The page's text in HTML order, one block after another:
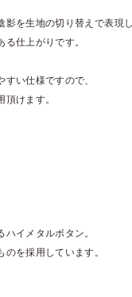
影を生地の切り替えで表現
仕上がりです。
い仕様ですので、
けます。
イメタルボタン。
を採用しています。